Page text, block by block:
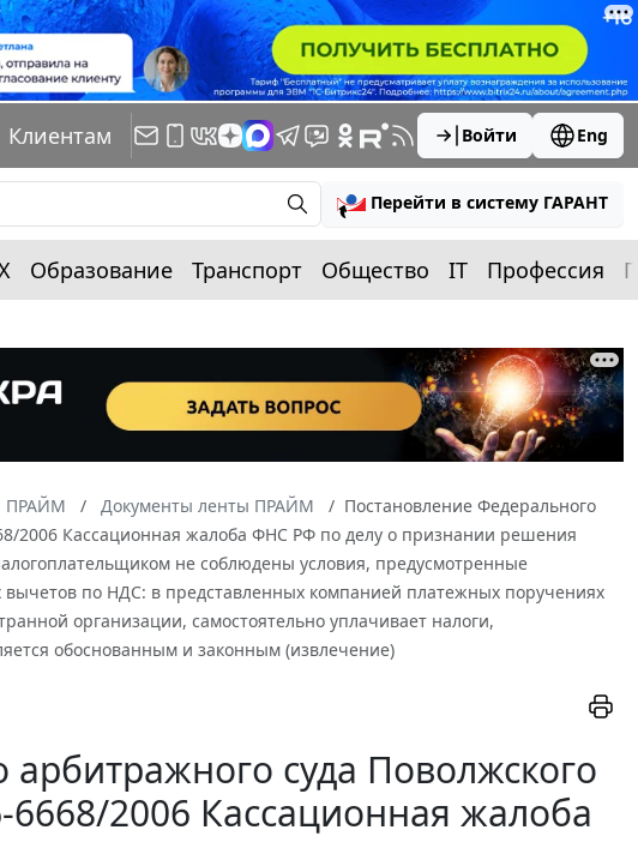
Клиентам Войти Eng
Перейти в систему ГАРАНТ
Образование Транспорт Общество IT Профессия
ПРАЙМ Документы ленты ПРАЙМ
Постановление Федерального
2006 Кассационная жалоба ФНС РФ по делу о признании решения
не соблюдены условия, предусмотренные
вычетов по НДС: в представленных компанией платежных поручениях
организации, самостоятельно уплачивает налоги,
обоснованным и законным (извлечение)
суда Поволжского
6668/2006 Кассационная жалоба